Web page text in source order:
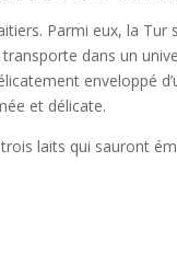
Parmi eux, la
dans un
enveloppé
et délicate.
laits qui sauront